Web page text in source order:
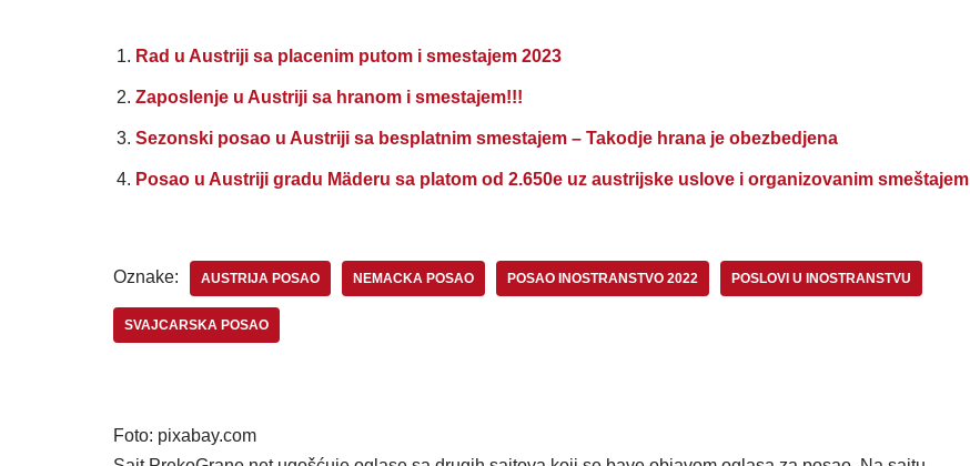
Rad u Austriji sa placenim putom i smestajem 2023
Zaposlenje u Austriji sa hranom i smestajem!!!
Sezonski posao u Austriji sa besplatnim smestajem – Takodje hrana je obezbedjena
Posao u Austriji gradu Mäderu sa platom od 2.650e uz austrijske uslove i organizovanim smeštajem
Oznake: AUSTRIJA POSAO NEMACKA POSAO POSAO INOSTRANSTVO 2022 POSLOVI U INOSTRANSTVU
SVAJCARSKA POSAO
Foto: pixabay.com